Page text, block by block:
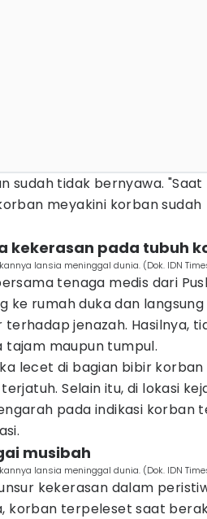
sudah tidak bernyawa. "Saat
meyakini korban sudah
kekerasan pada tubuh
lansia meninggal dunia. (Dok. IDN
tenaga medis dari
ke rumah duka dan langsung
jenazah. Hasilnya,
maupun tumpul.
lecet di bagian bibir korban
Selain itu, di lokasi
pada indikasi korban
musibah
lansia meninggal dunia. (Dok. IDN
kekerasan dalam
korban terpeleset saat